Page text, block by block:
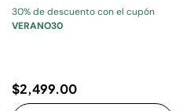
30% de descuento con el cupón
VERANO30
$2,499.00